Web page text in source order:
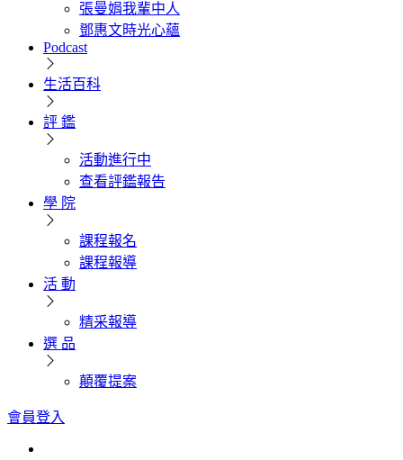
張曼娟我輩中人
鄧惠文時光心蘊
Podcast
生活百科
評 鑑
活動進行中
查看評鑑報告
學 院
課程報名
課程報導
活 動
精采報導
選 品
顛覆提案
會員登入